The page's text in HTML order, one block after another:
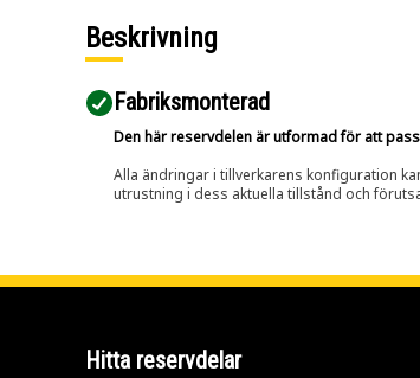
Beskrivning
Fabriksmonterad
Den här reservdelen är utformad för att
Alla ändringar i tillverkarens konfiguration
utrustning i dess aktuella tillstånd och
Hitta reservdelar